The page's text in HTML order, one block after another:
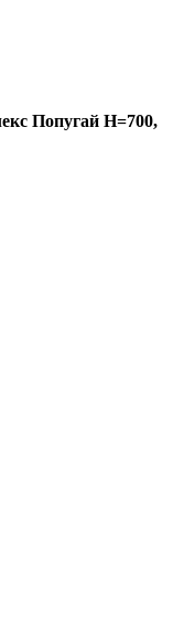
Попугай Н=700,